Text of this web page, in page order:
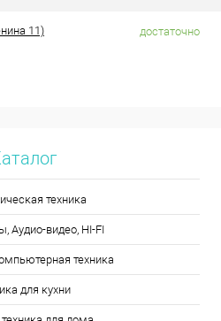
11) достаточно
техника
Аудио-видео, HI-FI
техника
для кухни